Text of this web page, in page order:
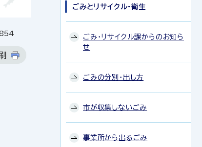
ごみとリサイクル・衛生
ごみ・リサイクル課からのお知ら
せ
ごみの分別・出し方
市が収集しないごみ
事業所から出るごみ